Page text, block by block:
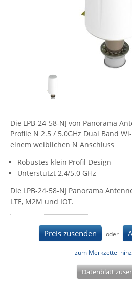
IPC, Industrielle Netzwerktechnik
Industrielle Netzwerktechnik /
Wi-Fi - WLAN - Wireless
IT Netzwerktechnik / Kommunikation
Contemporary Controls
Fokus Technologies
Gefen
Gude
Guntermann & Drunck
High Sec Labs
HW group
IEC Lock
Die LPB-24-58-NJ von Panorama
Profile N 2.5 / 5.0GHz Dual Band
einem weiblichen N Anschluss
Robustes klein Profil Design
Unterstützt 2.4/5.0 GHz
Die LPB-24-58-NJ Panorama
LTE, M2M und IOT.
Preis zusenden oder
zum Merkzettel
Datenblatt